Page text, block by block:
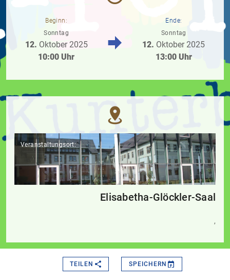
Beginn:
Sonntag
12. Oktober 2025
10:00 Uhr
Ende:
Sonntag
12. Oktober 2025
13:00 Uhr
Veranstaltungsort:
Elisabetha-Glöckler-Saal
,
TEILEN SPEICHERN